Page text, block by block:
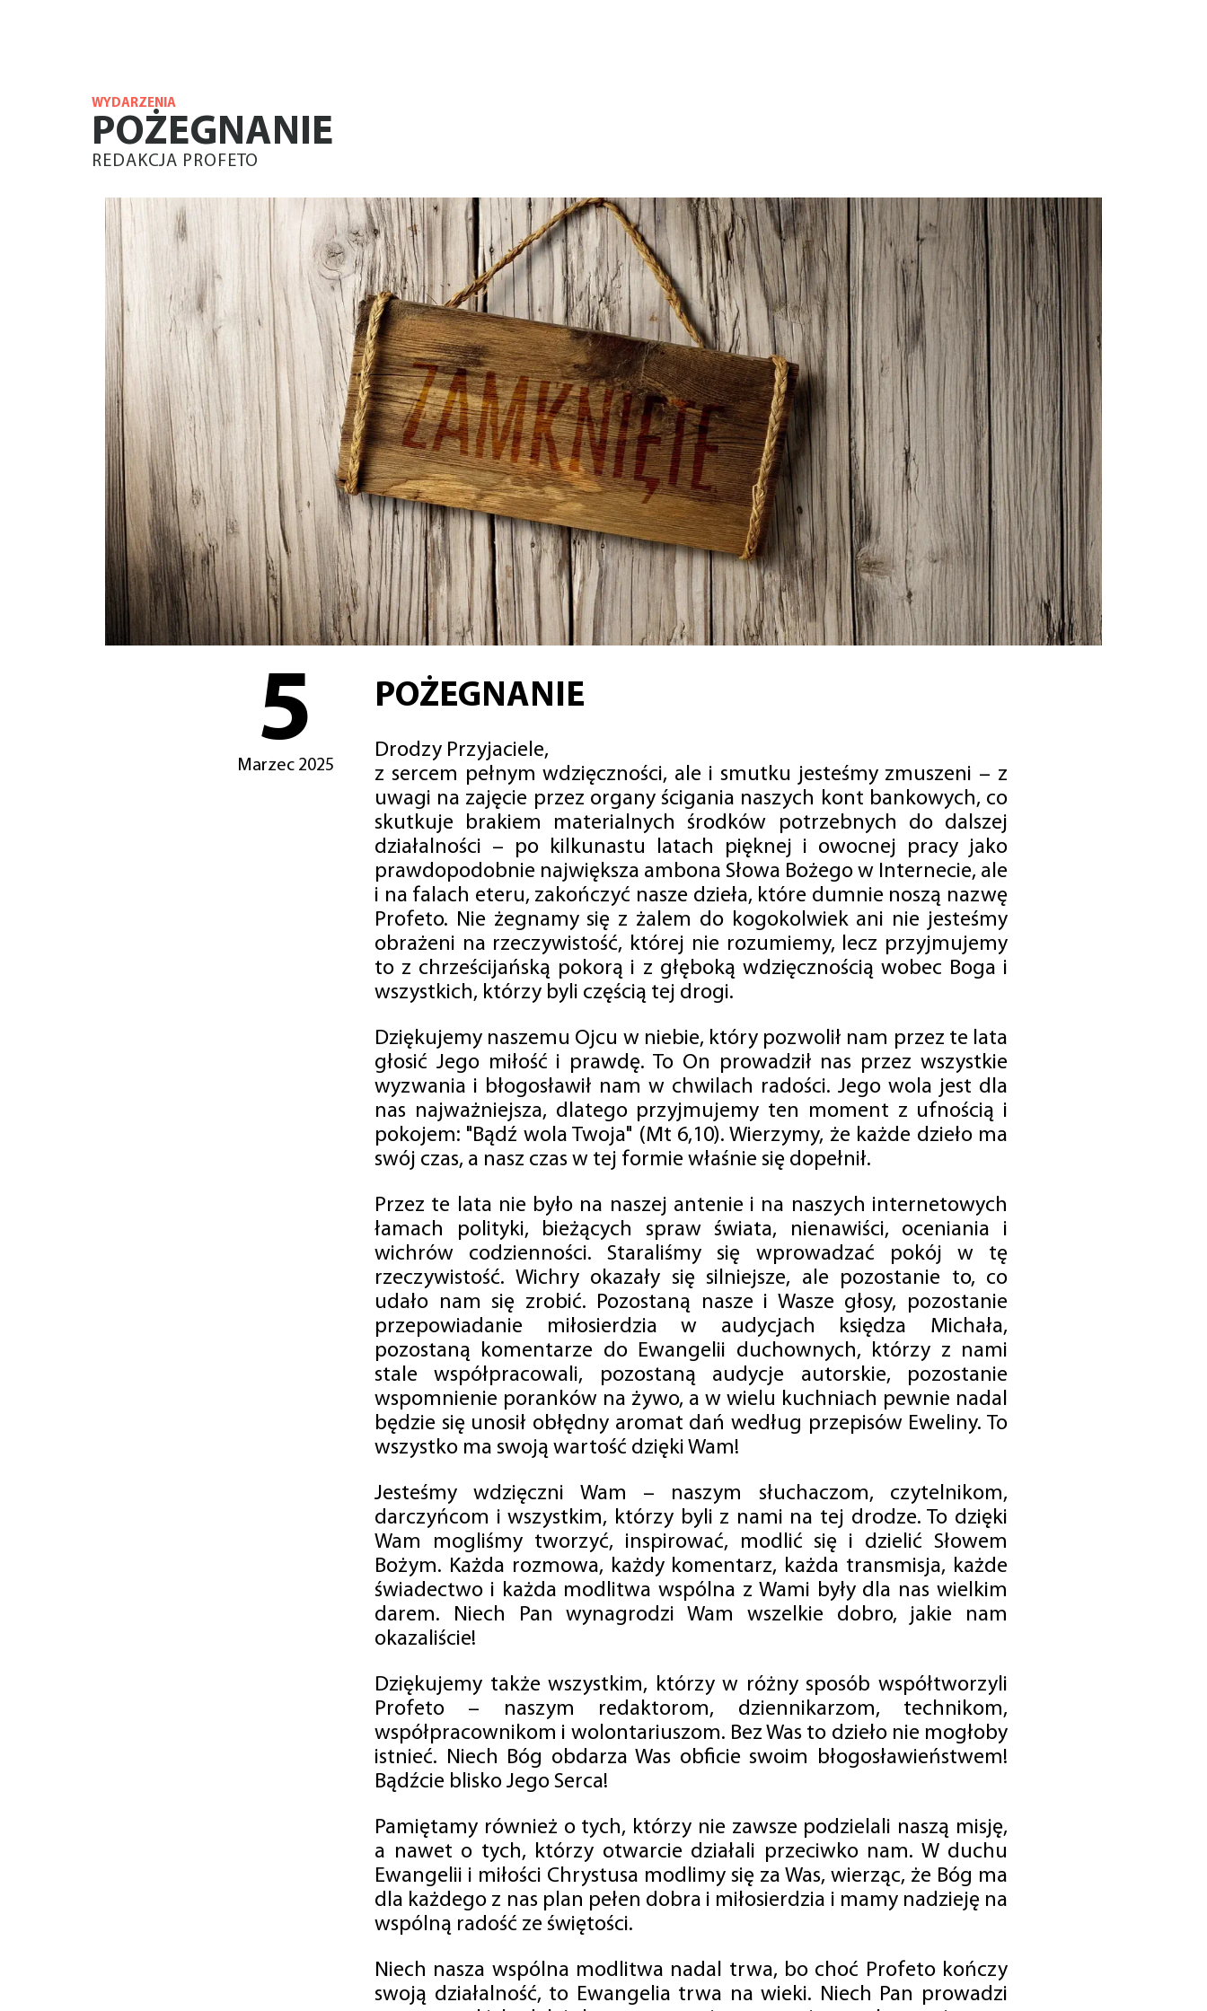
WYDARZENIA
POŻEGNANIE
REDAKCJA PROFETO
5
Marzec 2025
POŻEGNANIE
Drodzy Przyjaciele,
z sercem pełnym wdzięczności, ale i smutku jesteśmy zmuszeni – z
uwagi na zajęcie przez organy ścigania naszych kont bankowych, co
skutkuje brakiem materialnych środków potrzebnych do dalszej
działalności – po kilkunastu latach pięknej i owocnej pracy jako
prawdopodobnie największa ambona Słowa Bożego w Internecie, ale
i na falach eteru, zakończyć nasze dzieła, które dumnie noszą nazwę
Profeto. Nie żegnamy się z żalem do kogokolwiek ani nie jesteśmy
obrażeni na rzeczywistość, której nie rozumiemy, lecz przyjmujemy
to z chrześcijańską pokorą i z głęboką wdzięcznością wobec Boga i
wszystkich, którzy byli częścią tej drogi.
Dziękujemy naszemu Ojcu w niebie, który pozwolił nam przez te lata
głosić Jego miłość i prawdę. To On prowadził nas przez wszystkie
wyzwania i błogosławił nam w chwilach radości. Jego wola jest dla
nas najważniejsza, dlatego przyjmujemy ten moment z ufnością i
pokojem: "Bądź wola Twoja" (Mt 6,10). Wierzymy, że każde dzieło ma
swój czas, a nasz czas w tej formie właśnie się dopełnił.
Przez te lata nie było na naszej antenie i na naszych internetowych
łamach polityki, bieżących spraw świata, nienawiści, oceniania i
wichrów codzienności. Staraliśmy się wprowadzać pokój w tę
rzeczywistość. Wichry okazały się silniejsze, ale pozostanie to, co
udało nam się zrobić. Pozostaną nasze i Wasze głosy, pozostanie
przepowiadanie miłosierdzia w audycjach księdza Michała,
pozostaną komentarze do Ewangelii duchownych, którzy z nami
stale współpracowali, pozostaną audycje autorskie, pozostanie
wspomnienie poranków na żywo, a w wielu kuchniach pewnie nadal
będzie się unosił obłędny aromat dań według przepisów Eweliny. To
wszystko ma swoją wartość dzięki Wam!
Jesteśmy wdzięczni Wam – naszym słuchaczom, czytelnikom,
darczyńcom i wszystkim, którzy byli z nami na tej drodze. To dzięki
Wam mogliśmy tworzyć, inspirować, modlić się i dzielić Słowem
Bożym. Każda rozmowa, każdy komentarz, każda transmisja, każde
świadectwo i każda modlitwa wspólna z Wami były dla nas wielkim
darem. Niech Pan wynagrodzi Wam wszelkie dobro, jakie nam
okazaliście!
Dziękujemy także wszystkim, którzy w różny sposób współtworzyli
Profeto – naszym redaktorom, dziennikarzom, technikom,
współpracownikom i wolontariuszom. Bez Was to dzieło nie mogłoby
istnieć. Niech Bóg obdarza Was obficie swoim błogosławieństwem!
Bądźcie blisko Jego Serca!
Pamiętamy również o tych, którzy nie zawsze podzielali naszą misję,
a nawet o tych, którzy otwarcie działali przeciwko nam. W duchu
Ewangelii i miłości Chrystusa modlimy się za Was, wierząc, że Bóg ma
dla każdego z nas plan pełen dobra i miłosierdzia i mamy nadzieję na
wspólną radość ze świętości.
Niech nasza wspólna modlitwa nadal trwa, bo choć Profeto kończy
swoją działalność, to Ewangelia trwa na wieki. Niech Pan prowadzi